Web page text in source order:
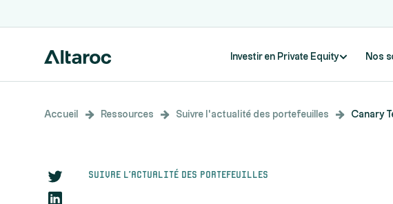
Investir en Private Equity Nos
Accueil Ressources Suivre l’actualité des portefeuilles Canary
Suivre l’actualité des portefeuilles